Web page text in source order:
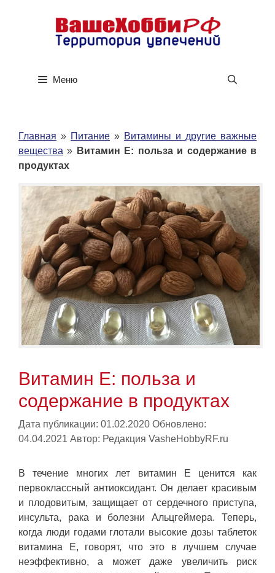
содержимому
Меню
Главная » Питание » Витамины и другие важные
вещества » Витамин Е: польза и содержание в
продуктах
Витамин Е: польза и
содержание в продуктах
Дата публикации: 01.02.2020 Обновлено:
04.04.2021 Автор: Редакция VasheHobbyRF.ru
В течение многих лет витамин Е ценится как
первоклассный антиоксидант. Он делает красивым
и плодовитым, защищает от сердечного приступа,
инсульта, рака и болезни Альцгеймера. Теперь,
когда люди годами глотали высокие дозы таблеток
витамина Е, говорят, что это в лучшем случае
неэффективно, а может даже увеличить риск